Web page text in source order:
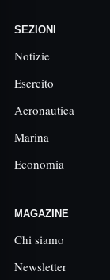
SEZIONI
Notizie
Esercito
Aeronautica
Marina
Economia
MAGAZINE
Chi siamo
Newsletter